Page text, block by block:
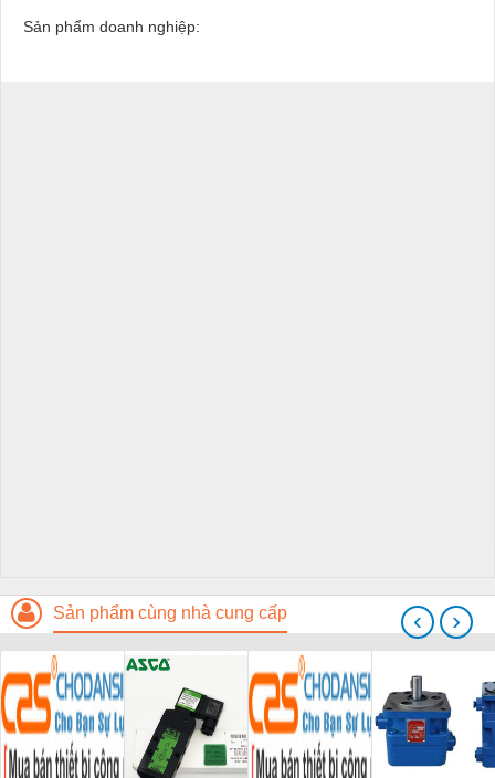
Sản phẩm doanh nghiệp:
Sản phẩm cùng nhà cung cấp ‹ ›